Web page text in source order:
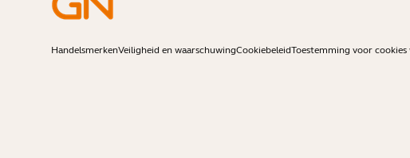
HandelsmerkenVeiligheid en waarschuwingCookiebeleidToestemming voor cookies